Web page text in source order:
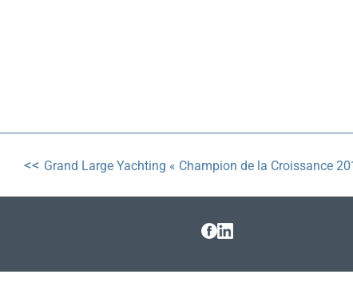
navigation
Grand Large Yachting « Champion de la Croissance